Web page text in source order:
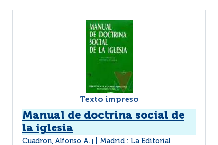
Texto impreso
Manual de doctrina social de
la iglesia
Cuadron, Alfonso A.
Madrid : La Editorial